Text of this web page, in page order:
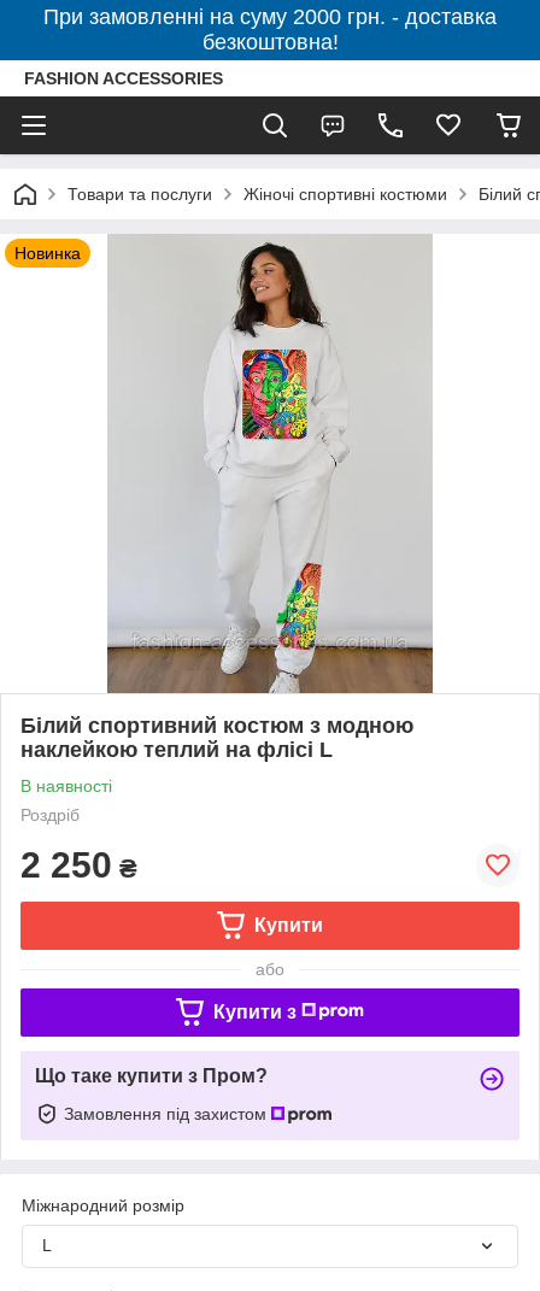
При замовленні на суму 2000 грн. - доставка
безкоштовна!
FASHION ACCESSORIES
Товари та послуги Жіночі спортивні костюми Білий
Новинка
Білий спортивний костюм з модною
наклейкою теплий на флісі L
В наявності
Роздріб
2 250 ₴
Купити
або
Купити з
Що таке купити з Пром?
Замовлення під захистом
Міжнародний розмір
L